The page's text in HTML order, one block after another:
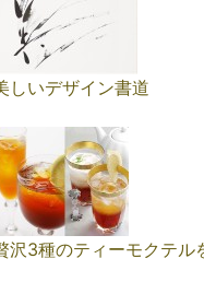
しいデザイン書道
沢3種のティーモクテル